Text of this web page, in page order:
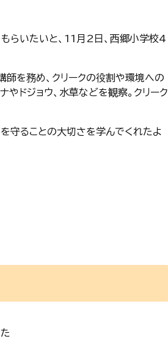
らいたいと、11月2日、西郷小学校4
を務め、クリークの役割や環境への
やドジョウ、水草などを観察。クリーク
守ることの大切さを学んでくれたよ